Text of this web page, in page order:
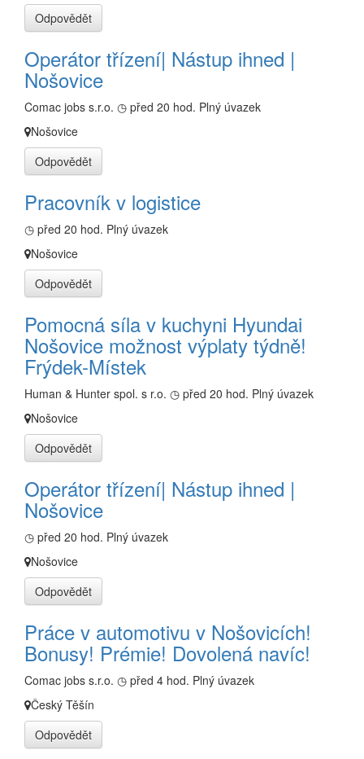
Odpovědět
Operátor třízení| Nástup ihned |
Nošovice
Comac jobs s.r.o. ◷ před 20 hod. Plný úvazek
Nošovice
Odpovědět
Pracovník v logistice
◷ před 20 hod. Plný úvazek
Nošovice
Odpovědět
Pomocná síla v kuchyni Hyundai
Nošovice možnost výplaty týdně!
Frýdek-Místek
Human & Hunter spol. s r.o. ◷ před 20 hod. Plný úvazek
Nošovice
Odpovědět
Operátor třízení| Nástup ihned |
Nošovice
◷ před 20 hod. Plný úvazek
Nošovice
Odpovědět
Práce v automotivu v Nošovicích!
Bonusy! Prémie! Dovolená navíc!
Comac jobs s.r.o. ◷ před 4 hod. Plný úvazek
Český Těšín
Odpovědět